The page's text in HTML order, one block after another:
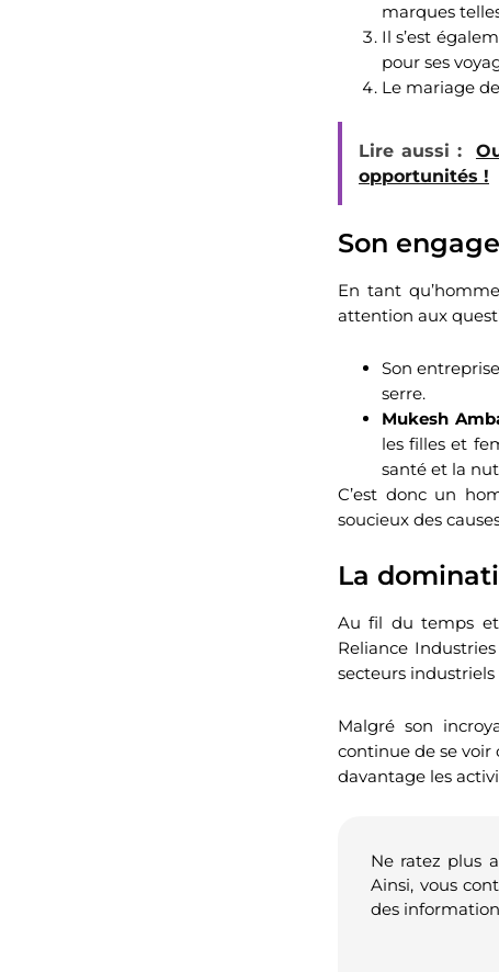
marques
Il s’est
pour ses
Le mariage
Lire aussi :
opportunités !
Son
En tant
attention aux
Son
serre.
Mukesh
les filles et
santé et la
C’est donc un
soucieux des
La
Au fil du temps et
Reliance
secteurs
Malgré son
continue de se
davantage les
Ne ratez plus
Ainsi, vous
des